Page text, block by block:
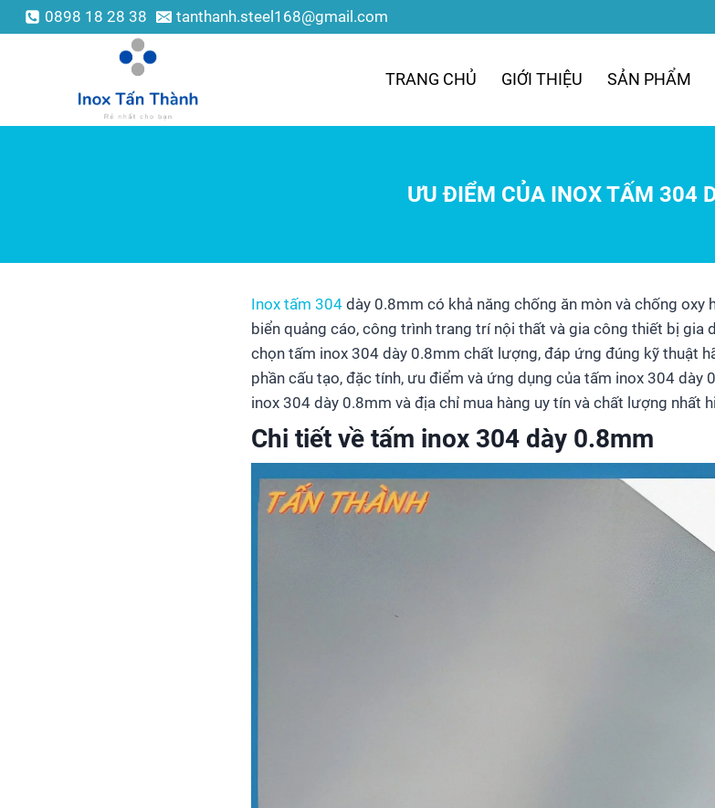
0898 18 28 38 tanthanh.steel168@gmail.com
TRANG CHỦ GIỚI THIỆU SẢN PHẨM
ƯU ĐIỂM CỦA INOX TẤM 304
Inox tấm 304 dày 0.8mm có khả năng chống ăn mòn và chống oxy
biển quảng cáo, công trình trang trí nội thất và gia công thiết bị gia
chọn tấm inox 304 dày 0.8mm chất lượng, đáp ứng đúng kỹ thuật
phần cấu tạo, đặc tính, ưu điểm và ứng dụng của tấm inox 304 dày
inox 304 dày 0.8mm và địa chỉ mua hàng uy tín và chất lượng nhất
Chi tiết về tấm inox 304 dày 0.8mm